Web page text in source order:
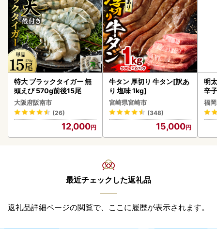
特大 ブラックタイガー 無
頭えび 570g前後15尾
大阪府阪南市
(26)
12,000
牛タン 厚切り 牛タン[訳あ
り 塩味 1kg]
宮崎県宮崎市
(348)
15,000
明
辛
福
最近チェックした返礼品
返礼品詳細ページの閲覧で、ここに履歴が表示されます。